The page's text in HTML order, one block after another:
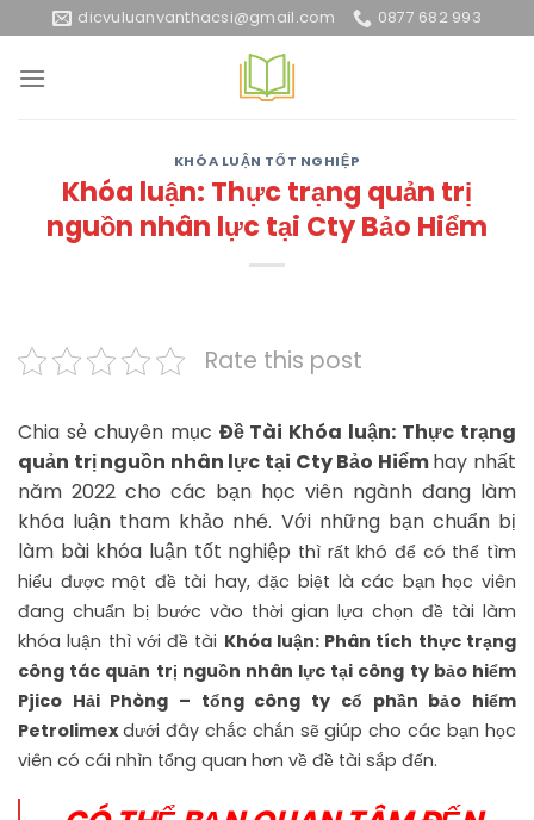
to
content
dicvuluanvanthacsi@gmail.com 0877 682 993
KHÓA LUẬN TỐT NGHIỆP
Khóa luận: Thực trạng quản trị
nguồn nhân lực tại Cty Bảo Hiểm
Rate this post
Chia sẻ chuyên mục Đề Tài Khóa luận: Thực trạng
quản trị nguồn nhân lực tại Cty Bảo Hiểmhay nhất
năm 2022 cho các bạn học viên ngành đang làm
khóa luận tham khảo nhé. Với những bạn chuẩn bị
làm bài khóa luận tốt nghiệp thì rất khó để có thể tìm
hiểu được một đề tài hay, đặc biệt là các bạn học viên
đang chuẩn bị bước vào thời gian lựa chọn đề tài làm
khóa luận thì với đề tài Khóa luận: Phân tích thực trạng
công tác quản trị nguồn nhân lực tại công ty bảo hiểm
Pjico Hải Phòng – tổng công ty cổ phần bảo hiểm
Petrolimex dưới đây chắc chắn sẽ giúp cho các bạn học
viên có cái nhìn tổng quan hơn về đề tài sắp đến.